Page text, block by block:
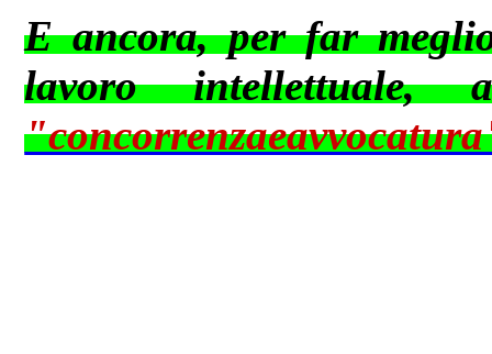
E ancora, per far
lavoro intellettuale,